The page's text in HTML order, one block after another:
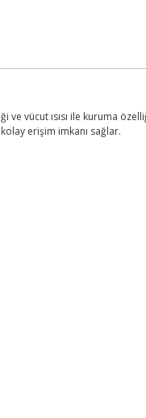
vücut ısısı ile kuruma
erişim imkanı sağlar.